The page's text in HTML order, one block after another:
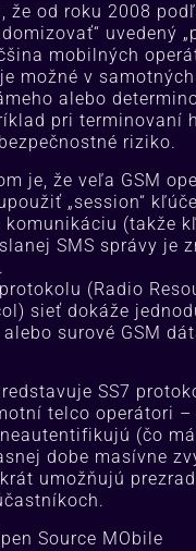
že od roku 2008
uvedený
mobilných
možné v
alebo
pri terminovaní
riziko.
je, že veľa GSM
„session“
(takže
SMS správy je
(Radio
sieť dokáže
surové GSM
SS7
telco operátori –
(čo
dobe masívne
umožňujú
Source MObile